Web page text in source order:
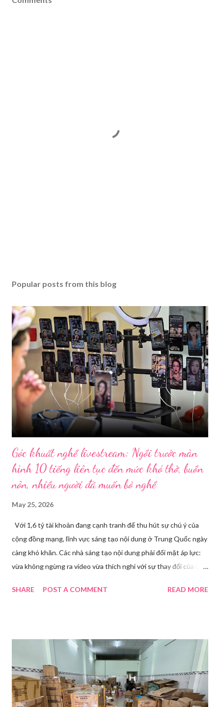
Popular posts from this blog
Góc khuất nghề livestream: Ngồi trước màn
hình 10 tiếng liên tục đến mức khó thở, buồn
nôn, nhiều người đã muốn bỏ nghề
May 25, 2026
Với 1,6 tỷ tài khoản đang cạnh tranh để thu hút sự chú ý của
cộng đồng mạng, lĩnh vực sáng tạo nội dung ở Trung Quốc ngày
càng khó khăn. Các nhà sáng tạo nội dung phải đối mặt áp lực:
vừa không ngừng ra video vừa thích nghi với sự thay đổi của các
Huawei tại Hội nghị Di động Thế giới tại Thượng Hải năm 2021.
thay đồ. Chỉ trong vài phút, phòng khách được sắp xếp lại. Hai
đèn chiếu ngược sáng bật lên. Một chiếc điện thoại được gắn cố
định. Cả ba người vào vị trí. Wu đã chuẩn bị sẵn lời thoại và trao
đổi trước cách diễn đạt với ông và mẹ, thậm chí còn bàn xem
dùng từ nào trong phương ngữ Thượng Hải nghe tự nhiên nhất
SHARE POST A COMMENT READ MORE